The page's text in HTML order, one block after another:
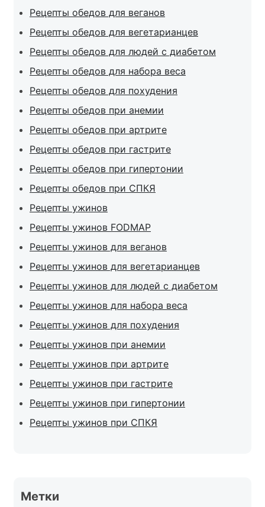
Рецепты обедов для веганов
Рецепты обедов для вегетарианцев
Рецепты обедов для людей с диабетом
Рецепты обедов для набора веса
Рецепты обедов для похудения
Рецепты обедов при анемии
Рецепты обедов при артрите
Рецепты обедов при гастрите
Рецепты обедов при гипертонии
Рецепты обедов при СПКЯ
Рецепты ужинов
Рецепты ужинов FODMAP
Рецепты ужинов для веганов
Рецепты ужинов для вегетарианцев
Рецепты ужинов для людей с диабетом
Рецепты ужинов для набора веса
Рецепты ужинов для похудения
Рецепты ужинов при анемии
Рецепты ужинов при артрите
Рецепты ужинов при гастрите
Рецепты ужинов при гипертонии
Рецепты ужинов при СПКЯ
Метки